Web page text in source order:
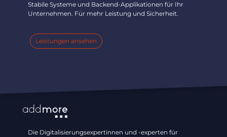
Stabile Systeme und Backend-Applikationen für Ihr
Unternehmen. Für mehr Leistung und Sicherheit.
Leistungen ansehen
Die Digitalisierungsexpertinnen und -experten für